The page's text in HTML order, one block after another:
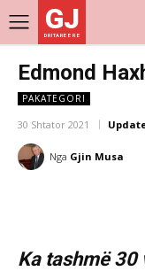
GJ
DRITARE E RE
Edmond
PAKATEGORI
30 Shtator 2021
Nga Gjin Musa
Ka tashmë 30